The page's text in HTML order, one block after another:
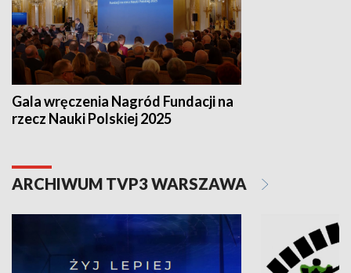
Gala wręczenia Nagród Fundacji na
rzecz Nauki Polskiej 2025
ARCHIWUM TVP3 WARSZAWA